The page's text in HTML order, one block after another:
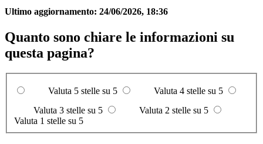
Ultimo aggiornamento: 24/06/2026, 18:36
Quanto sono chiare le informazioni su
questa pagina?
Valuta 5 stelle su 5
Valuta 4 stelle su 5
Valuta 3 stelle su 5
Valuta 2 stelle su 5
Valuta 1 stelle su 5